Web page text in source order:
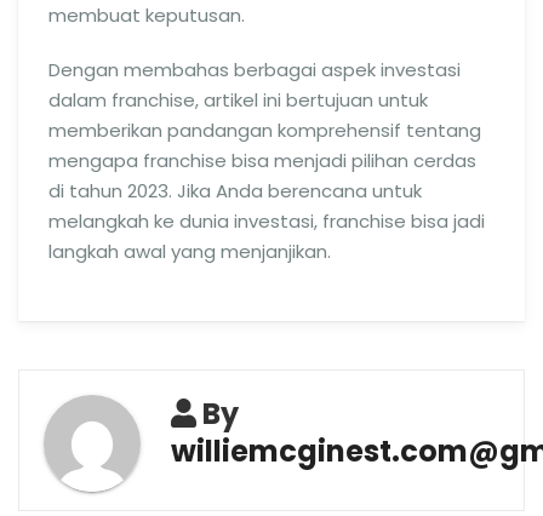
membuat keputusan.
Dengan membahas berbagai aspek investasi
dalam franchise, artikel ini bertujuan untuk
memberikan pandangan komprehensif tentang
mengapa franchise bisa menjadi pilihan cerdas
di tahun 2023. Jika Anda berencana untuk
melangkah ke dunia investasi, franchise bisa jadi
langkah awal yang menjanjikan.
By